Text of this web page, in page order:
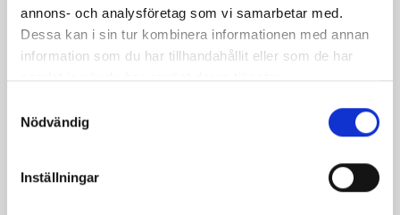
annons- och analysföretag som vi samarbetar med.
Dessa kan i sin tur kombinera informationen med annan
information som du har tillhandahållit eller som de har
samlat in när du har använt deras tjänster.
Nödvändig
Inställningar
Produkter i receptet: